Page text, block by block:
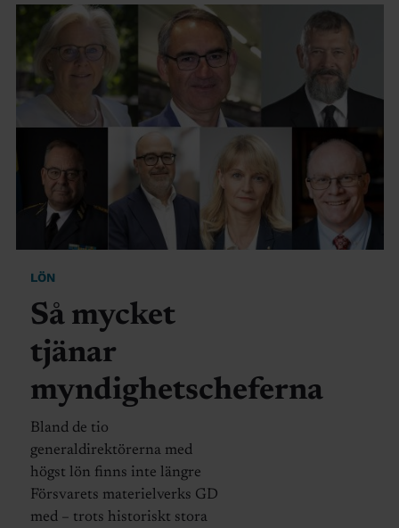
LÖN
Så mycket
tjänar
myndighetscheferna
Bland de tio
generaldirektörerna med
högst lön finns inte längre
Försvarets materielverks GD
med – trots historiskt stora